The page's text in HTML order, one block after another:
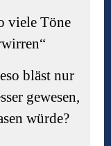
viele Töne
bläst nur
gewesen,
würde?